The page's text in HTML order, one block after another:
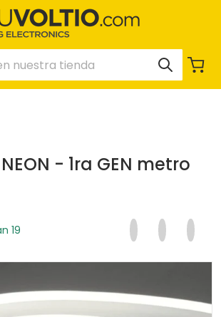
nuestra tienda
NEON - 1ra GEN metro
19 Compartir en
Se abre en una
Twittear
Se abre
Se